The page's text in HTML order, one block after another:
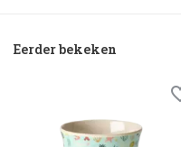
Eerder bekeken